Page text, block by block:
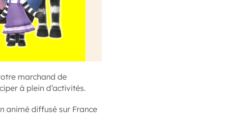
marchand de
à plein d’activités.
animé diffusé sur France